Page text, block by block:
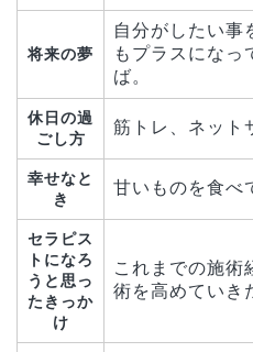
将来の夢
自分がしたい事
もプラスになっ
ば。
休日の過
ごし方
筋トレ、ネット
幸せなと
き
甘いものを食べ
セラピス
トになろ
うと思っ
たきっか
け
これまでの施術
術を高めていき